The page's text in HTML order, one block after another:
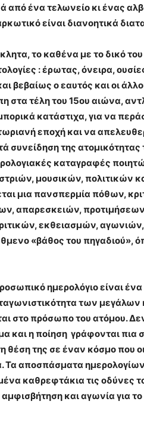
από ένα τελωνείο κι ένας
είναι διανοητικά
το καθένα με το δικό
: έρωτας, όνειρα,
βεβαίως ο εαυτός και οι
στα τέλη του 15ου αιώνα,
κατάστιχα, για να
εποχή και να
συνείδηση της ατομικότητας
καταγραφές
μουσικών, πολιτικών
μια πανσπερμία πόθων,
απαρεσκειών,
εκθειασμών,
«βάθος του πηγαδιού»,
ημερολόγιο είναι
των
στο πρόσωπο του ατόμου. Δεν
και η ποίηση γράφονται
θέση της σε έναν κόσμο που
Τα αποσπάσματα
καθρεφτάκια τις οδύνες
και αγωνία για